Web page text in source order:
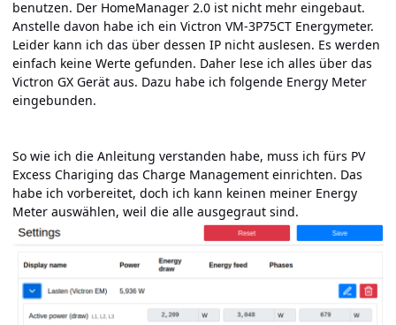
benutzen. Der HomeManager 2.0 ist nicht mehr eingebaut.
Anstelle davon habe ich ein Victron VM-3P75CT Energymeter.
Leider kann ich das über dessen IP nicht auslesen. Es werden
einfach keine Werte gefunden. Daher lese ich alles über das
Victron GX Gerät aus. Dazu habe ich folgende Energy Meter
eingebunden.
So wie ich die Anleitung verstanden habe, muss ich fürs PV
Excess Chariging das Charge Management einrichten. Das
habe ich vorbereitet, doch ich kann keinen meiner Energy
Meter auswählen, weil die alle ausgegraut sind.